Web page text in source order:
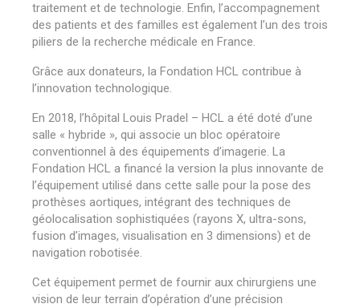
traitement et de technologie. Enfin, l’accompagnement
des patients et des familles est également l’un des trois
piliers de la recherche médicale en France.
Grâce aux donateurs, la Fondation HCL contribue à
l’innovation technologique.
En 2018, l’hôpital Louis Pradel – HCL a été doté d’une
salle « hybride », qui associe un bloc opératoire
conventionnel à des équipements d’imagerie. La
Fondation HCL a financé la version la plus innovante de
l’équipement utilisé dans cette salle pour la pose des
prothèses aortiques, intégrant des techniques de
géolocalisation sophistiquées (rayons X, ultra-sons,
fusion d’images, visualisation en 3 dimensions) et de
navigation robotisée.
Cet équipement permet de fournir aux chirurgiens une
vision de leur terrain d’opération d’une précision